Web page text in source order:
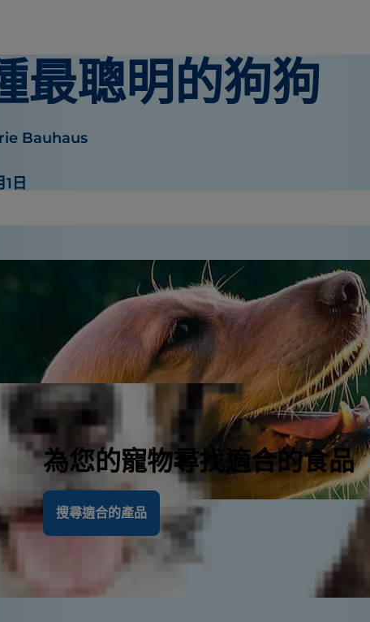
為您的寵物尋找適合的食品
搜尋適合的產品
最聰明的狗狗
Bauhaus
日